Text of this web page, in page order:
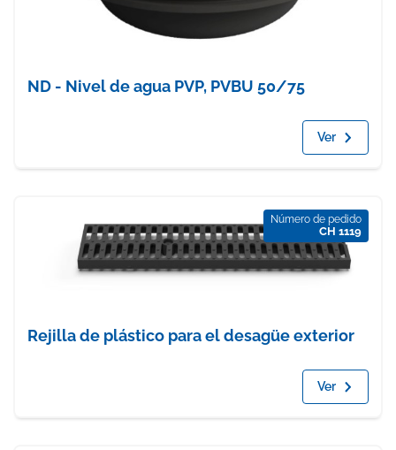
ND - Nivel de agua PVP, PVBU 50/75
Ver
Número de pedido
CH 1119
Rejilla de plástico para el desagüe exterior
Ver